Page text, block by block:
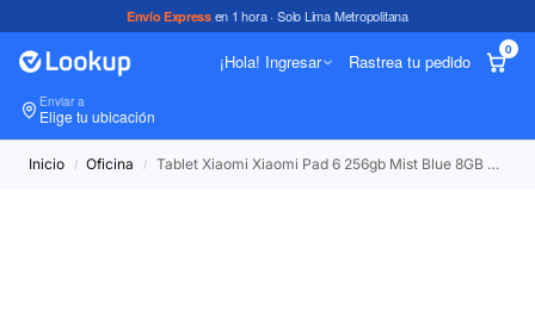
Envío Expressen 1 hora · Solo Lima Metropolitana
¡Hola! Ingresar Rastrea tu pedido
0
Enviar a
Elige tu ubicación
Inicio / Oficina / Tablet Xiaomi Xiaomi Pad 6 256gb Mist Blue 8GB RAM